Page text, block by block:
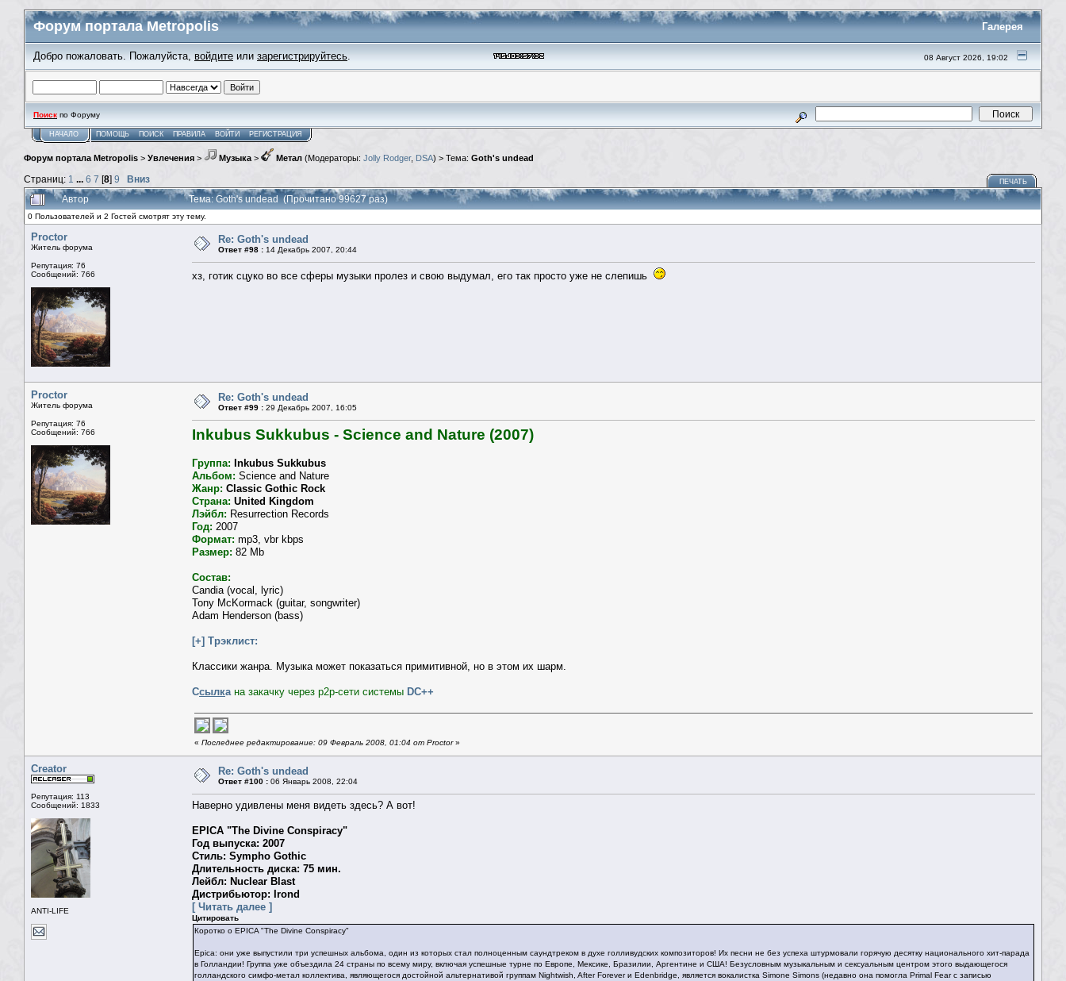
Форум портала Metropolis Галерея
Добро пожаловать. Пожалуйста, войдите или зарегистрируйтесь. 08 Август 2026, 19:02
Поиск по Форуму
НАЧАЛО ПОМОЩЬ ПОИСК ПРАВИЛА ВОЙТИ РЕГИСТРАЦИЯ
Форум портала Metropolis > Увлечения > Музыка > Метал (Модераторы: Jolly Rodger, DSA) > Тема: Goth's undead
Страниц: 1 ... 6 7 [8] 9 Вниз ПЕЧАТЬ
Автор Тема: Goth's undead (Прочитано 99627 раз)
0 Пользователей и 2 Гостей смотрят эту тему.
Proctor
Житель форума
Репутация: 76
Сообщений: 766
Re: Goth's undead
Ответ #98 : 14 Декабрь 2007, 20:44
хз, готик сцуко во все сферы музыки пролез и свою выдумал, его так просто уже не слепишь
Proctor
Житель форума
Репутация: 76
Сообщений: 766
Re: Goth's undead
Ответ #99 : 29 Декабрь 2007, 16:05
Inkubus Sukkubus - Science and Nature (2007)
Группа: Inkubus Sukkubus
Альбом: Science and Nature
Жанр: Classic Gothic Rock
Страна: United Kingdom
Лэйбл: Resurrection Records
Год: 2007
Формат: mp3, vbr kbps
Размер: 82 Mb
Состав:
Candia (vocal, lyric)
Tony McKormack (guitar, songwriter)
Adam Henderson (bass)
[+] Трэклист:
Классики жанра. Музыка может показаться примитивной, но в этом их шарм.
Ссылкана закачку через p2p-сети системы DC++
« Последнее редактирование: 09 Февраль 2008, 01:04 от Proctor»
Creator
Репутация: 113
Сообщений: 1833
ANTI-LIFE
Re: Goth's undead
Ответ #100 : 06 Январь 2008, 22:04
Наверно удивлены меня видеть здесь? А вот!
EPICA "The Divine Conspiracy"
Год выпуска: 2007
Стиль: Sympho Gothic
Длительность диска: 75 мин.
Лейбл: Nuclear Blast
Дистрибьютор: Irond
[ Читать далее ]
Цитировать
Коротко о EPICA "The Divine Conspiracy"
Epica: они уже выпустили три успешных альбома, один из которых стал полноценным саундтреком в духе голливудских композиторов! Их песни не без успеха штурмовали горячую десятку национального хит-парада
в Голландии! Группа уже объездила 24 страны по всему миру, включая успешные турне по Европе, Мексике, Бразилии, Аргентине и США! Безусловным музыкальным и сексуальным центром этого выдающегося
голландского симфо-метал коллектива, являющегося достойной альтернативой группам Nightwish, After Forever и Edenbridge, является вокалистка Simone Simons (недавно она помогла Primal Fear с записью